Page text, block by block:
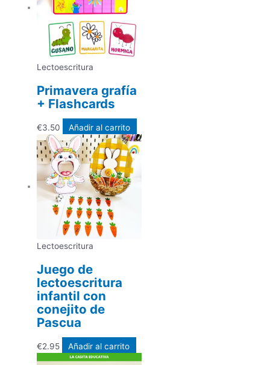
Lectoescritura
Primavera grafía
+ Flashcards
€3.50 Añadir al carrito
Lectoescritura
Juego de
lectoescritura
infantil con
conejito de
Pascua
€2.95 Añadir al carrito